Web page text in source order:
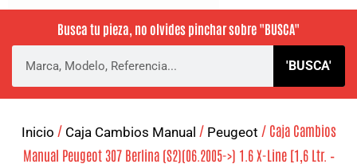
Busca tu pieza, no olvides pinchar sobre "BUSCA"
'BUSCA'
Inicio / Caja Cambios Manual / Peugeot / Caja Cambios
Manual Peugeot 307 Berlina (S2)(06.2005->) 1.6 X-Line [1,6 Ltr. –